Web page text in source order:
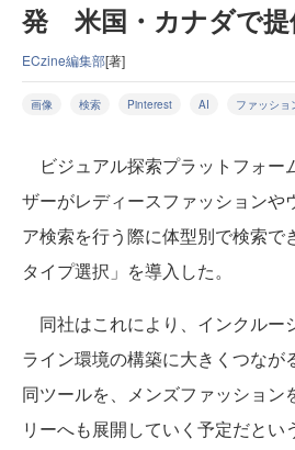
発 米国・カナダで提
ECzine編集部[著]
画像 検索 Pinterest AI ファッショ
ビジュアル探索プラットフォー
ザーがレディースファッションや
ア検索を行う際に体型別で検索で
タイプ選択」を導入した。
同社はこれにより、インクルー
ライン環境の構築に大きくつなが
同ツールを、メンズファッション
リーへも展開していく予定だとい